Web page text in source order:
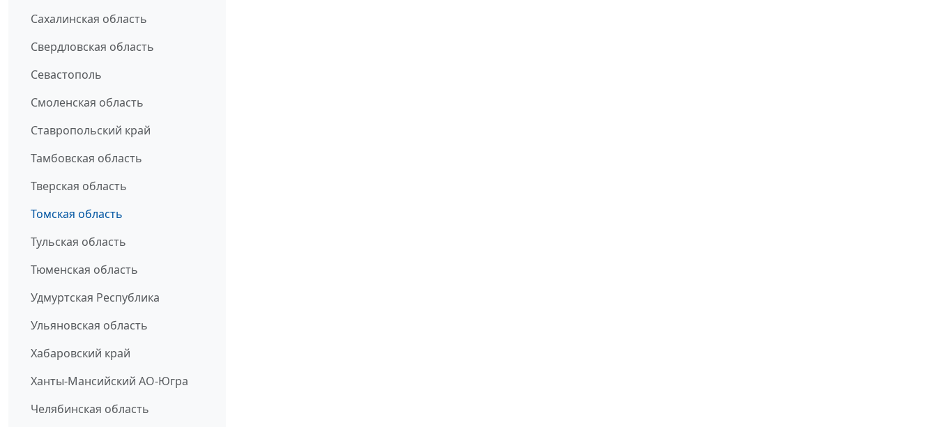
Сахалинская область
Свердловская область
Севастополь
Смоленская область
Ставропольский край
Тамбовская область
Тверская область
Томская область
Тульская область
Тюменская область
Удмуртская Республика
Ульяновская область
Хабаровский край
Ханты-Мансийский АО-Югра
Челябинская область